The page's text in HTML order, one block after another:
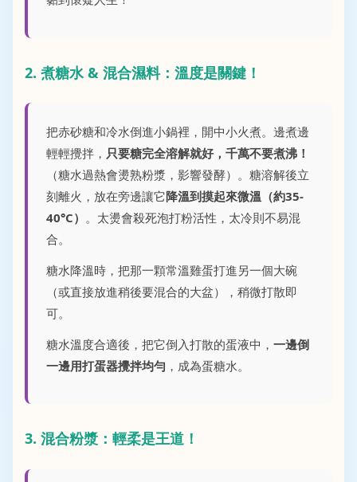
2. 煮糖水 & 混合濕料：溫度是關鍵！
把赤砂糖和冷水倒進小鍋裡，開中小火煮。邊煮邊
輕輕攪拌， 只要糖完全溶解就好，千萬不要煮沸！
（糖水過熱會燙熟粉漿，影響發酵）。糖溶解後立
刻離火，放在旁邊讓它降溫到摸起來微溫（約35-
40°C） 。太燙會殺死泡打粉活性，太冷則不易混
合。
糖水降溫時，把那一顆常溫雞蛋打進另一個大碗
（或直接放進稍後要混合的大盆），稍微打散即
可。
糖水溫度合適後，把它倒入打散的蛋液中， 一邊倒
一邊用打蛋器攪拌均勻 ，成為蛋糖水。
3. 混合粉漿：輕柔是王道！